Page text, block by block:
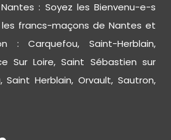
: Soyez les Bienvenu-e-s
francs-maçons de Nantes et
: Carquefou, Saint-Herblain,
Sur Loire, Saint Sébastien sur
Saint Herblain, Orvault, Sautron,